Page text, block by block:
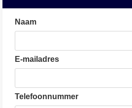
Naam
E-mailadres
Telefoonnummer